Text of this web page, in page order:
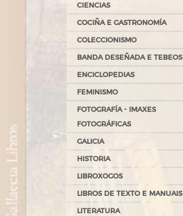
CIENCIAS
COCIÑA E GASTRONOMÍA
COLECCIONISMO
BANDA DESEÑADA E TEBEOS
ENCICLOPEDIAS
FEMINISMO
FOTOGRAFÍA - IMAXES
FOTOGRÁFICAS
GALICIA
HISTORIA
LIBROXOGOS
LIBROS DE TEXTO E MANUAIS
LITERATURA